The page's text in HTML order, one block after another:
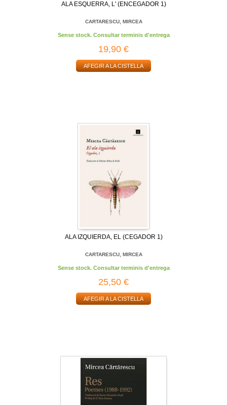
ALA ESQUERRA, L' (ENCEGADOR 1)
CARTARESCU, MIRCEA
Sense stock. Consultar terminis d'entrega
19,90 €
AFEGIR A LA CISTELLA
ALA IZQUIERDA, EL (CEGADOR 1)
CARTARESCU, MIRCEA
Sense stock. Consultar terminis d'entrega
25,50 €
AFEGIR A LA CISTELLA